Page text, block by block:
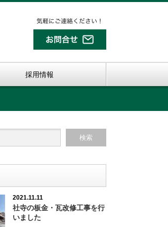
採用情報
2021.11.11
社寺の板金・瓦改修工事を行
いました